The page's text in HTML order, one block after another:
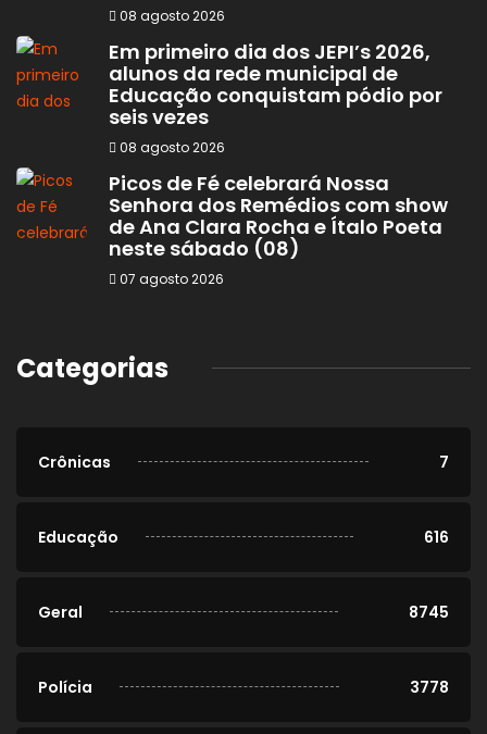
08 agosto 2026
Em primeiro dia dos JEPI’s 2026,
alunos da rede municipal de
Educação conquistam pódio por
seis vezes
08 agosto 2026
Picos de Fé celebrará Nossa
Senhora dos Remédios com show
de Ana Clara Rocha e Ítalo Poeta
neste sábado (08)
07 agosto 2026
Categorias
Crônicas 7
Educação 616
Geral 8745
Polícia 3778